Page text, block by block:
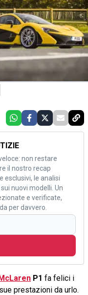
non restare
il nostro recap
esclusivi, le analisi
nuovi modelli. Un
e verificate,
per davvero.
P1 fa felici i
prestazioni da urlo.